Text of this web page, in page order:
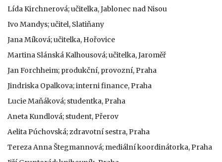
Lída Kirchnerová; učitelka, Jablonec nad Nisou
Ivo Mandys; učitel, Slatiňany
Jana Míková; učitelka, Hořovice
Martina Slánská Kalhousová; učitelka, Jaroměř
Jan Forchheim; produkční, provozní, Praha
Jindriska Opalkova; interni finance, Praha
Lucie Maňáková; studentka, Praha
Aneta Kundlová; student, Přerov
Aelita Púchovská; zdravotní sestra, Praha
Tereza Anna Štegmannová; mediální koordinátorka, Praha